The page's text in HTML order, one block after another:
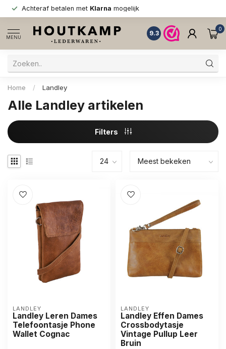
Achteraf betalen met Klarna mogelijk
MENU
9.3
0
Home / Landley
Alle Landley artikelen
Filters
LANDLEY
Landley Leren Dames
Telefoontasje Phone
Wallet Cognac
LANDLEY
Landley Effen Dames
Crossbodytasje
Vintage Pullup Leer
Bruin